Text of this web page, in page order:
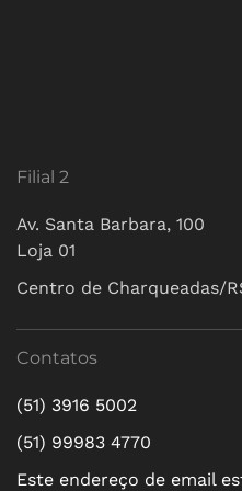
Filial 2
Av. Santa Barbara, 100
Loja 01
Centro de Charqueadas/
Contatos
(51) 3916 5002
(51) 99983 4770
Este endereço de email